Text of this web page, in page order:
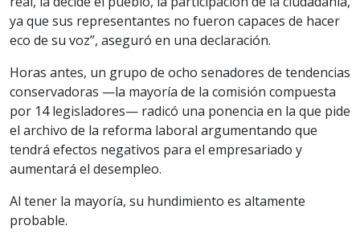
ya que sus representantes no fueron capaces de hacer
eco de su voz”, aseguró en una declaración.
Horas antes, un grupo de ocho senadores de tendencias
conservadoras —la mayoría de la comisión compuesta
por 14 legisladores— radicó una ponencia en la que pide
el archivo de la reforma laboral argumentando que
tendrá efectos negativos para el empresariado y
aumentará el desempleo.
Al tener la mayoría, su hundimiento es altamente
probable.